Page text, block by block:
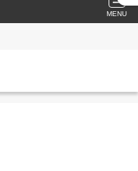
MENU